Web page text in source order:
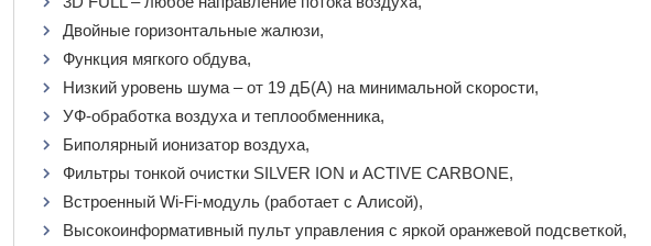
Двойные горизонтальные жалюзи,
Функция мягкого обдува,
Низкий уровень шума – от 19 дБ(А) на минимальной скорости,
УФ-обработка воздуха и теплообменника,
Биполярный ионизатор воздуха,
Фильтры тонкой очистки SILVER ION и ACTIVE CARBONE,
Встроенный Wi-Fi-модуль (работает с Алисой),
Высокоинформативный пульт управления с яркой оранжевой подсветкой,